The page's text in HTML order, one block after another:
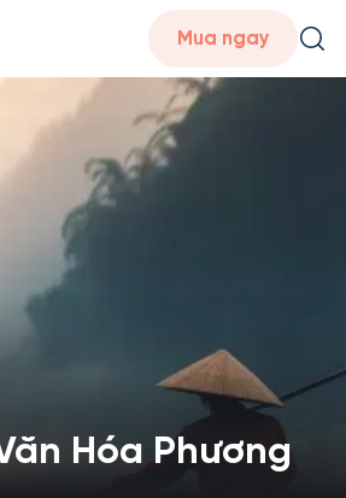
Mua ngay
Hóa Phương